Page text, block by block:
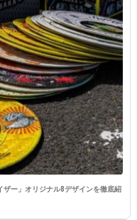
ー」オリジナル8デザインを徹底紹